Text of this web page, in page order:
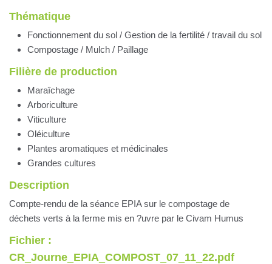
Thématique
Fonctionnement du sol / Gestion de la fertilité / travail du sol
Compostage / Mulch / Paillage
Filière de production
Maraîchage
Arboriculture
Viticulture
Oléiculture
Plantes aromatiques et médicinales
Grandes cultures
Description
Compte-rendu de la séance EPIA sur le compostage de
déchets verts à la ferme mis en ?uvre par le Civam Humus
Fichier :
CR_Journe_EPIA_COMPOST_07_11_22.pdf